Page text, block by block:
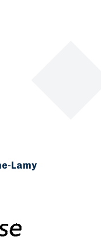
Lamy